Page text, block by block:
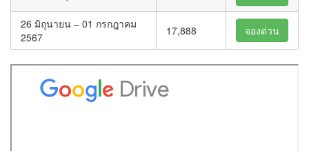
26 มิถุนายน – 01 กรกฎาคม
2567
17,888 จองด่วน